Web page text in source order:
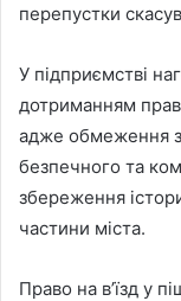
перепустки
У підприємстві
дотриманням
адже обмеження
безпечного та
збереження
частини міста.
Право на в’їзд у